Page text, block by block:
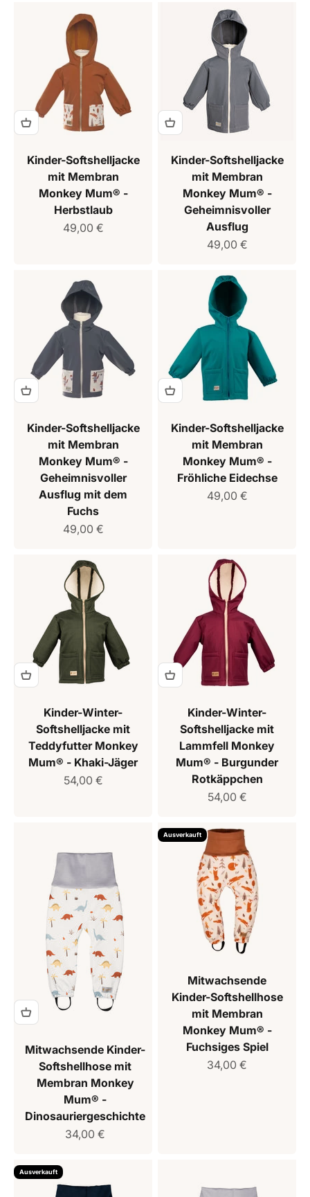
Kinder-Softshelljacke
mit Membran
Monkey Mum® -
Herbstlaub
Verkaufspreis
49,00 €
Kinder-Softshelljacke
mit Membran
Monkey Mum® -
Geheimnisvoller
Ausflug
Verkaufspreis
49,00 €
Kinder-Softshelljacke
mit Membran
Monkey Mum® -
Geheimnisvoller
Ausflug mit dem
Fuchs
Verkaufspreis
49,00 €
Kinder-Softshelljacke
mit Membran
Monkey Mum® -
Fröhliche Eidechse
Verkaufspreis
49,00 €
Kinder-Winter-
Softshelljacke mit
Teddyfutter Monkey
Mum® - Khaki-Jäger
Verkaufspreis
54,00 €
Kinder-Winter-
Softshelljacke mit
Lammfell Monkey
Mum® - Burgunder
Rotkäppchen
Verkaufspreis
54,00 €
Mitwachsende Kinder-
Softshellhose mit
Membran Monkey
Mum® -
Dinosauriergeschichte
Verkaufspreis
34,00 €
Ausverkauft
Mitwachsende
Kinder-Softshellhose
mit Membran
Monkey Mum® -
Fuchsiges Spiel
Verkaufspreis
34,00 €
Ausverkauft